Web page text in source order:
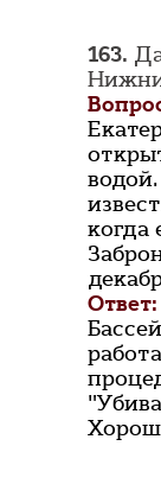
163.
когда
Ответ: